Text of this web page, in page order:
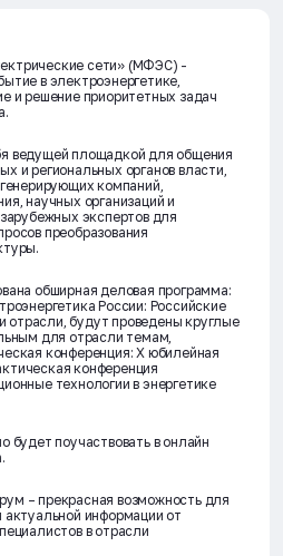
сети» (МФЭС) -
в электроэнергетике,
и решение приоритетных задач
ведущей площадкой для общения
и региональных органов власти,
компаний,
научных организаций и
экспертов для
преобразования
обширная деловая программа:
России: Российские
отрасли, будут проведены круглые
для отрасли темам,
конференция: X юбилейная
конференция
технологии в энергетике
будет поучаствовать в онлайн
– прекрасная возможность для
информации от
в отрасли